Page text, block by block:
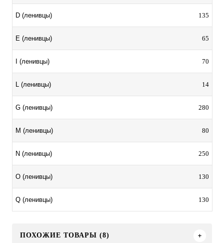
D (ленивцы) 135
E (ленивцы) 65
I (ленивцы) 70
L (ленивцы) 14
G (ленивцы) 280
M (ленивцы) 80
N (ленивцы) 250
O (ленивцы) 130
Q (ленивцы) 130
ПОХОЖИЕ ТОВАРЫ (8)